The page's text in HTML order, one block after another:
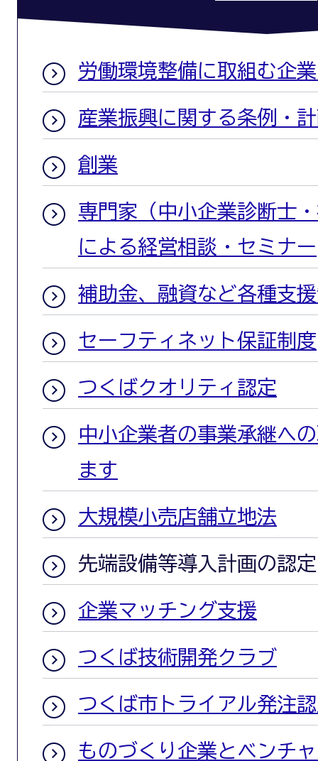
労働環境整備に取組む企
産業振興に関する条例・
創業
専門家（中小企業診断士
による経営相談・セミナー
補助金、融資など各種支
セーフティネット保証制度
つくばクオリティ認定
中小企業者の事業承継へ
ます
大規模小売店舗立地法
先端設備等導入計画の認
企業マッチング支援
つくば技術開発クラブ
つくば市トライアル発注
ものづくり企業とベンチ